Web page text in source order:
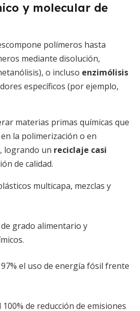
y molecular de
polímeros hasta
mediante disolución,
o incluso enzimólisis
específicos (por ejemplo,
materias primas químicas que
la polimerización o en
logrando un reciclaje casi
de calidad.
multicapa, mezclas y
grado alimentario y
el uso de energía fósil frente
de reducción de emisiones